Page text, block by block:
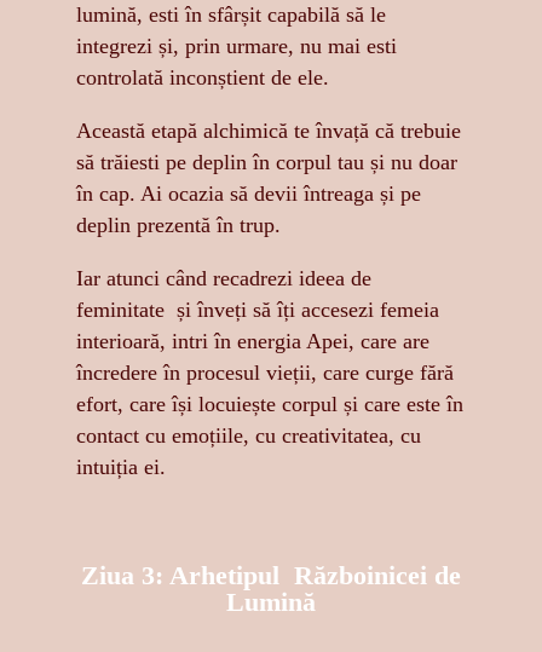
lumină, esti în sfârșit capabilă să le
integrezi și, prin urmare, nu mai esti
controlată inconștient de ele.
Această etapă alchimică te învață că trebuie
să trăiesti pe deplin în corpul tau și nu doar
în cap. Ai ocazia să devii întreaga și pe
deplin prezentă în trup.
Iar atunci când recadrezi ideea de
feminitate și înveți să îți accesezi femeia
interioară, intri în energia Apei, care are
încredere în procesul vieții, care curge fără
efort, care își locuiește corpul și care este în
contact cu emoțiile, cu creativitatea, cu
intuiția ei.
Ziua 3: Arhetipul Războinicei de
Lumină